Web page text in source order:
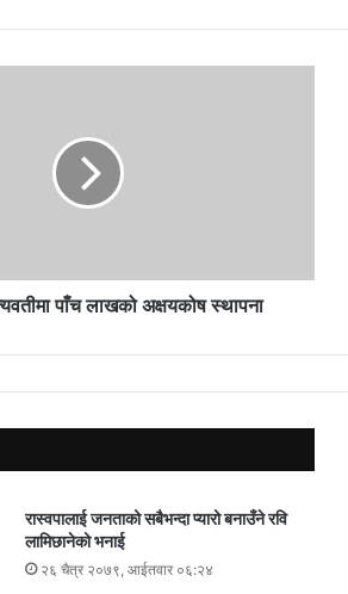
पाँच लाखको अक्षयकोष स्थापना
रास्वपालाई जनताको सबैभन्दा प्यारो बनाउँने रवि
लामिछानेको भनाई
२६ चैत्र २०७९, आईतवार ०६:२४